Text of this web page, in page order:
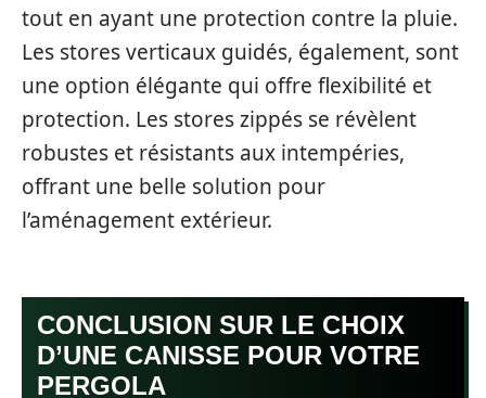
tout en ayant une protection contre la pluie.
Les stores verticaux guidés, également, sont
une option élégante qui offre flexibilité et
protection. Les stores zippés se révèlent
robustes et résistants aux intempéries,
offrant une belle solution pour
l’aménagement extérieur.
CONCLUSION SUR LE CHOIX
D’UNE CANISSE POUR VOTRE
PERGOLA